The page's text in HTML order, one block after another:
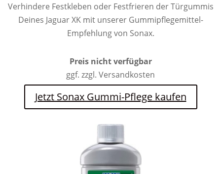
Verhindere Festkleben oder Festfrieren der Türgummis
Deines Jaguar XK mit unserer Gummipflegemittel-
Empfehlung von Sonax.
Preis nicht verfügbar
ggf. zzgl. Versandkosten
Jetzt Sonax Gummi-Pflege kaufen